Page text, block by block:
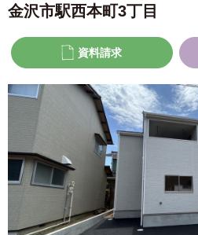
金沢市駅西本町3丁目
資料請求